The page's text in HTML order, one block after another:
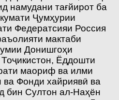
намудани тағйирот ба
Ҷумҳурии
Федератсияи Россия
мактаби
Донишгоҳи
Ёддошти
маориф ва илми
ва Фонди хайриявӣ ва
бин Султон ал-Наҳён